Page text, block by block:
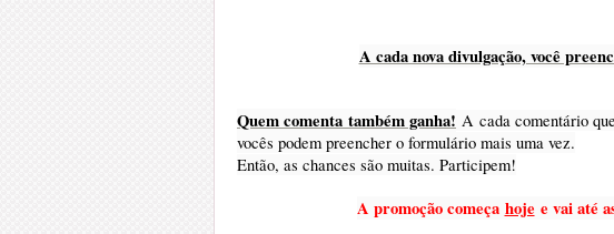
A cada nova divulgação, você
Quem comenta também ganha! A cada comentário
vocês podem preencher o formulário mais uma vez.
Então, as chances são muitas. Participem!
A promoção começa hoje e vai até